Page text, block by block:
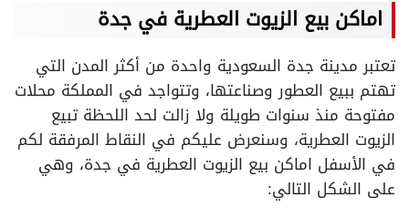
اماكن بيع الزيوت العطرية في جدة
تعتبر مدينة جدة السعودية واحدة من أكثر المدن التي
تهتم ببيع العطور وصناعتها، وتتواجد في المملكة محلات
مفتوحة منذ سنوات طويلة ولا زالت لحد اللحظة تبيع
الزيوت العطرية، وسنعرض عليكم في النقاط المرفقة لكم
في الأسفل اماكن بيع الزيوت العطرية في جدة، وهي
على الشكل التالي: